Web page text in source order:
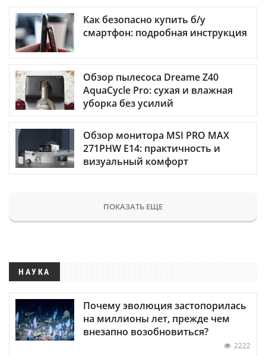
Как безопасно купить б/у
смартфон: подробная инструкция
Обзор пылесоса Dreame Z40
AquaCycle Pro: сухая и влажная
уборка без усилий
Обзор монитора MSI PRO MAX
271PHW E14: практичность и
визуальный комфорт
ПОКАЗАТЬ ЕЩЕ
НАУКА
Почему эволюция застопорилась
на миллионы лет, прежде чем
внезапно возобновиться?
2222